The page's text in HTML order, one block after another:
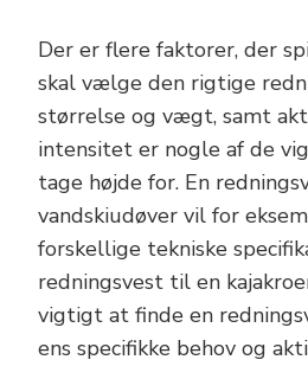
Der er flere faktorer, der
skal vælge den rigtige
størrelse og vægt, samt
intensitet er nogle af de
tage højde for. En
vandskiudøver vil for
forskellige tekniske
redningsvest til en
vigtigt at finde en
ens specifikke behov og